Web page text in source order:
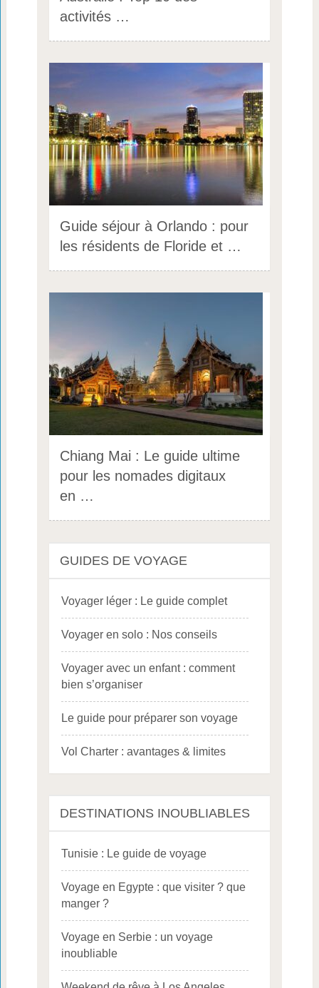
activités …
Guide séjour à Orlando : pour
les résidents de Floride et …
Chiang Mai : Le guide ultime
pour les nomades digitaux
en …
GUIDES DE VOYAGE
Voyager léger : Le guide complet
Voyager en solo : Nos conseils
Voyager avec un enfant : comment
bien s’organiser
Le guide pour préparer son voyage
Vol Charter : avantages & limites
DESTINATIONS INOUBLIABLES
Tunisie : Le guide de voyage
Voyage en Egypte : que visiter ? que
manger ?
Voyage en Serbie : un voyage
inoubliable